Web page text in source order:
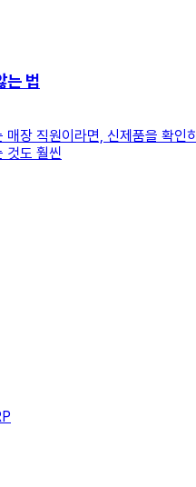
는 법
장 직원이라면, 신제품을 확
것도 훨씬